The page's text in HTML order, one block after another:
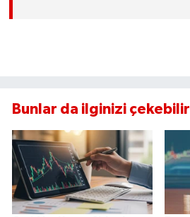
Bunlar da ilginizi çekebilir